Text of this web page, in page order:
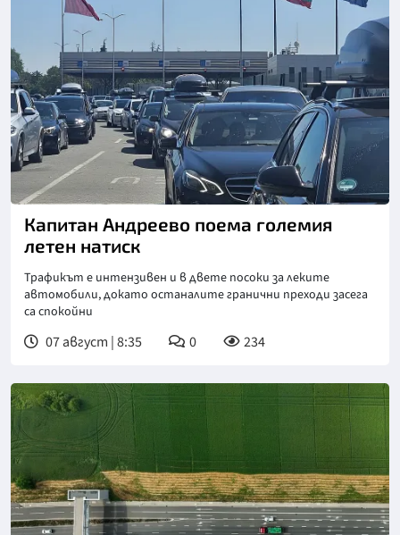
Снимка: БНТ
Капитан Андреево поема големия
летен натиск
Трафикът е интензивен и в двете посоки за леките
автомобили, докато останалите гранични преходи засега
са спокойни
07 август | 8:35 0 234